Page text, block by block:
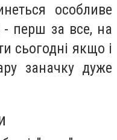
особливе
- перш за все, на
сьогодні якщо і
заначку дуже